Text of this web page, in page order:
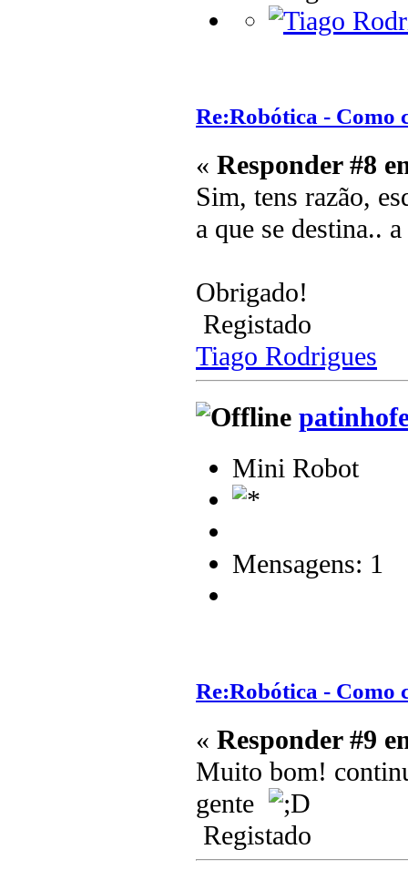
Re:Robótica - Como
« Responder #8
Sim, tens razão,
a que se destina..
Obrigado!
Registado
Tiago Rodrigues
Mini Robot
Mensagens: 1
Re:Robótica - Como
« Responder #9
Muito bom!
gente
Registado